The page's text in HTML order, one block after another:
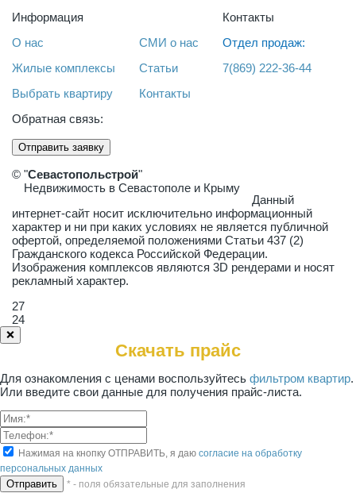
Информация
О нас
Жилые комплексы
Выбрать квартиру
СМИ о нас
Статьи
Контакты
Контакты
Отдел продаж:
7(869) 222-36-44
Обратная связь:
Отправить заявку
© "Севастопольстрой"
Недвижимость в Севастополе и Крыму
Данный
интернет-сайт носит исключительно информационный
характер и ни при каких условиях не является публичной
офертой, определяемой положениями Статьи 437 (2)
Гражданского кодекса Российской Федерации.
Изображения комплексов являются 3D рендерами и носят
рекламный характер.
27
24
❌
Скачать прайс
Для ознакомления с ценами воспользуйтесь фильтром квартир.
Или введите свои данные для получения прайс-листа.
Нажимая на кнопку ОТПРАВИТЬ, я даю согласие на обработку
персональных данных
* - поля обязательные для заполнения